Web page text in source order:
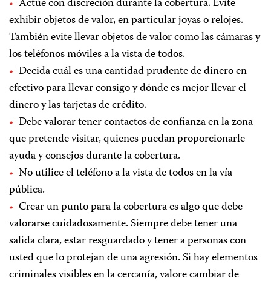
Actúe con discreción durante la cobertura. Evite
exhibir objetos de valor, en particular joyas o relojes.
También evite llevar objetos de valor como las cámaras y
los teléfonos móviles a la vista de todos.
Decida cuál es una cantidad prudente de dinero en
efectivo para llevar consigo y dónde es mejor llevar el
dinero y las tarjetas de crédito.
Debe valorar tener contactos de confianza en la zona
que pretende visitar, quienes puedan proporcionarle
ayuda y consejos durante la cobertura.
No utilice el teléfono a la vista de todos en la vía
pública.
Crear un punto para la cobertura es algo que debe
valorarse cuidadosamente. Siempre debe tener una
salida clara, estar resguardado y tener a personas con
usted que lo protejan de una agresión. Si hay elementos
criminales visibles en la cercanía, valore cambiar de